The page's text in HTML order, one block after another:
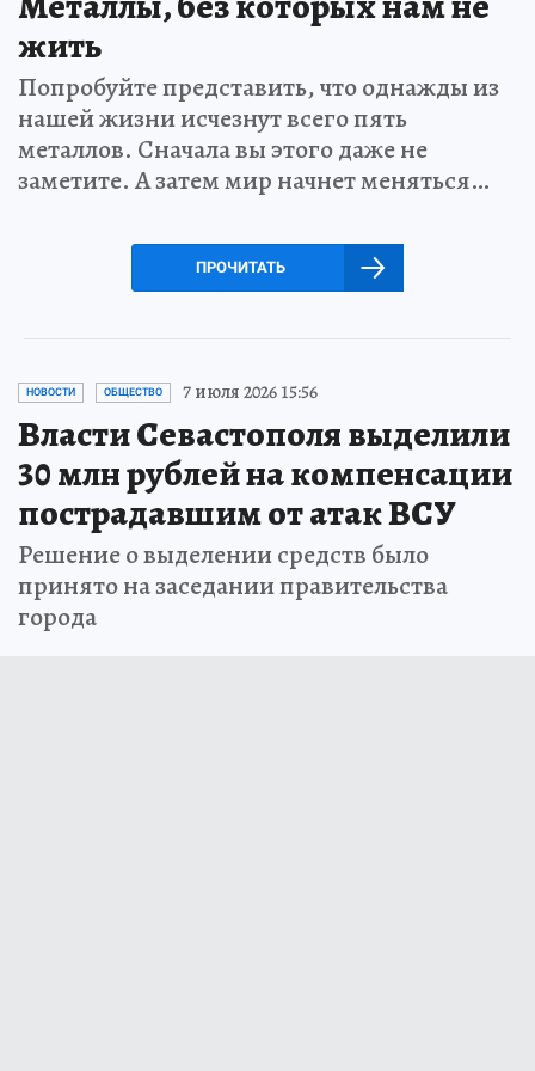
жить
Попробуйте представить, что однажды из
нашей жизни исчезнут всего пять
металлов. Сначала вы этого даже не
заметите. А затем мир начнет меняться…
ПРОЧИТАТЬ
НОВОСТИ ОБЩЕСТВО 7 июля 2026 15:56
Власти Севастополя выделили
30 млн рублей на компенсации
пострадавшим от атак ВСУ
Решение о выделении средств было
принято на заседании правительства
города